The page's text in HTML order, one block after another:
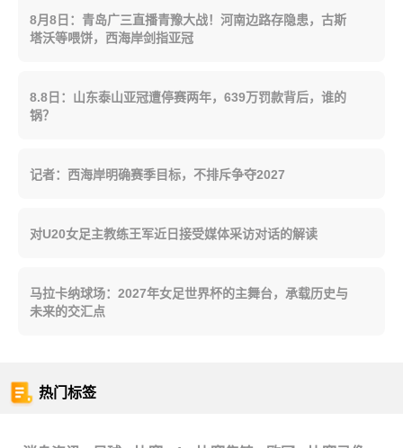
8月8日：青岛广三直播青豫大战！河南边路存隐患，古斯
塔沃等喂饼，西海岸剑指亚冠
8.8日：山东泰山亚冠遭停赛两年，639万罚款背后，谁的
锅？
记者：西海岸明确赛季目标，不排斥争夺2027
对U20女足主教练王军近日接受媒体采访对话的解读
马拉卡纳球场：2027年女足世界杯的主舞台，承载历史与
未来的交汇点
热门标签